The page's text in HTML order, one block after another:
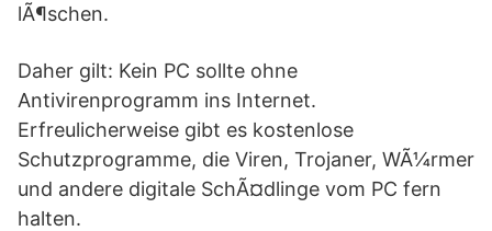
lÃ¶schen.
Daher gilt: Kein PC sollte ohne
Antivirenprogramm ins Internet.
Erfreulicherweise gibt es kostenlose
Schutzprogramme, die Viren, Trojaner, WÃ¼rmer
und andere digitale SchÃ¤dlinge vom PC fern
halten.